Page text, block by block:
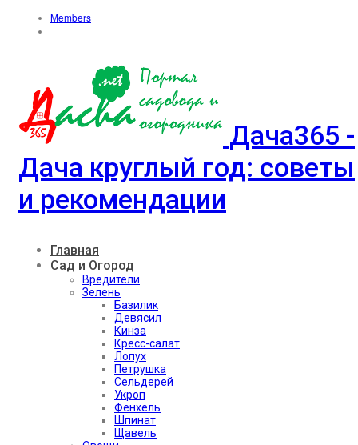
Members
Дача365 -
Дача круглый год: советы
и рекомендации
Главная
Сад и Огород
Вредители
Зелень
Базилик
Девясил
Кинза
Кресс-салат
Лопух
Петрушка
Сельдерей
Укроп
Фенхель
Шпинат
Щавель